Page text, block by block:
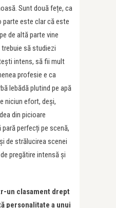
Sunt două fețe, ca
parte este clar că este
de altă parte vine
să studiezi
intens, să fii mult
profesie e ca
lebădă plutind pe apă
niciun efort, deși,
din picioare
perfecți pe scenă,
de strălucirea scenei
pregătire intensă și
un clasament drept
personalitate a unui